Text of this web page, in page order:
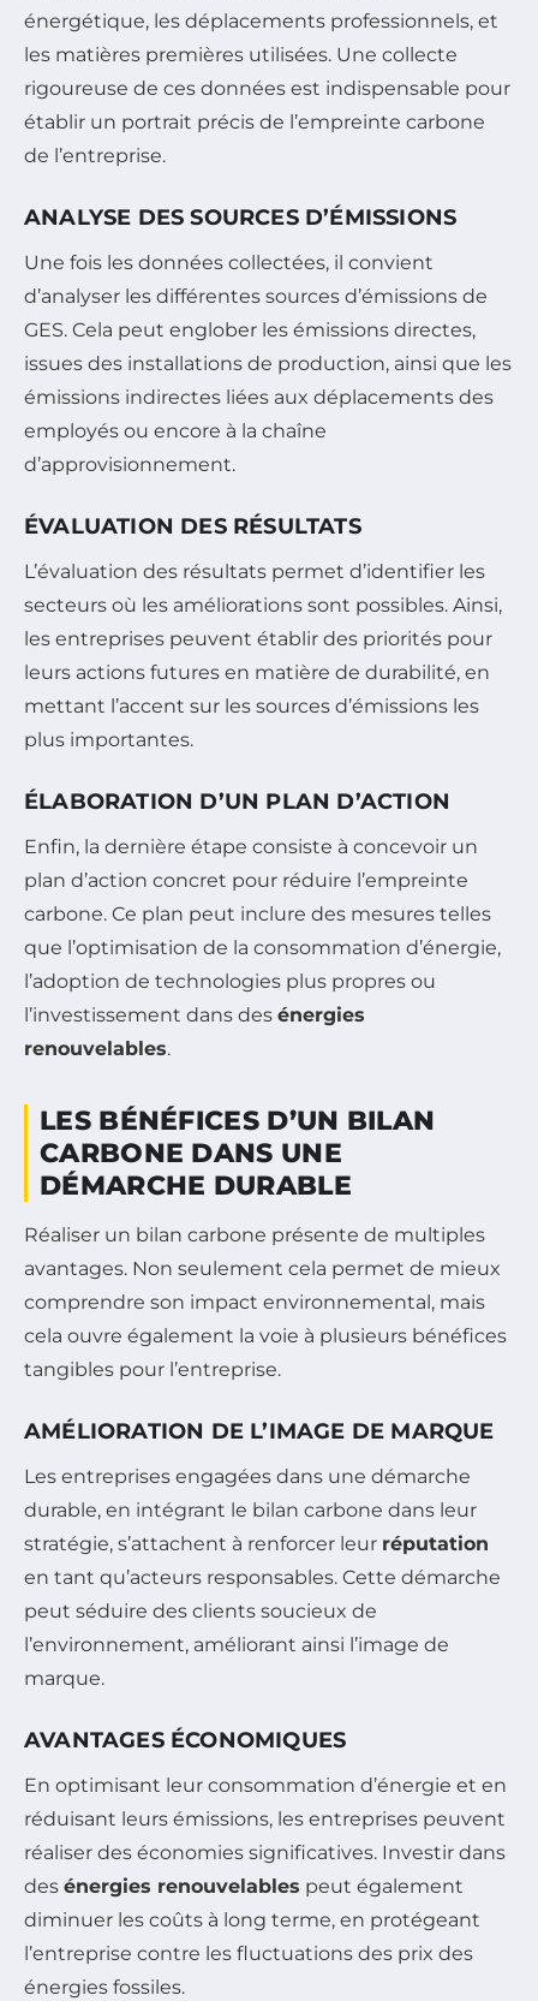
énergétique, les déplacements professionnels, et
les matières premières utilisées. Une collecte
rigoureuse de ces données est indispensable pour
établir un portrait précis de l’empreinte carbone
de l’entreprise.
ANALYSE DES SOURCES D’ÉMISSIONS
Une fois les données collectées, il convient
d’analyser les différentes sources d’émissions de
GES. Cela peut englober les émissions directes,
issues des installations de production, ainsi que les
émissions indirectes liées aux déplacements des
employés ou encore à la chaîne
d’approvisionnement.
ÉVALUATION DES RÉSULTATS
L’évaluation des résultats permet d’identifier les
secteurs où les améliorations sont possibles. Ainsi,
les entreprises peuvent établir des priorités pour
leurs actions futures en matière de durabilité, en
mettant l’accent sur les sources d’émissions les
plus importantes.
ÉLABORATION D’UN PLAN D’ACTION
Enfin, la dernière étape consiste à concevoir un
plan d’action concret pour réduire l’empreinte
carbone. Ce plan peut inclure des mesures telles
que l’optimisation de la consommation d’énergie,
l’adoption de technologies plus propres ou
l’investissement dans des énergies
renouvelables.
LES BÉNÉFICES D’UN BILAN
CARBONE DANS UNE
DÉMARCHE DURABLE
Réaliser un bilan carbone présente de multiples
avantages. Non seulement cela permet de mieux
comprendre son impact environnemental, mais
cela ouvre également la voie à plusieurs bénéfices
tangibles pour l’entreprise.
AMÉLIORATION DE L’IMAGE DE MARQUE
Les entreprises engagées dans une démarche
durable, en intégrant le bilan carbone dans leur
stratégie, s’attachent à renforcer leur réputation
en tant qu’acteurs responsables. Cette démarche
peut séduire des clients soucieux de
l’environnement, améliorant ainsi l’image de
marque.
AVANTAGES ÉCONOMIQUES
En optimisant leur consommation d’énergie et en
réduisant leurs émissions, les entreprises peuvent
réaliser des économies significatives. Investir dans
des énergies renouvelables peut également
diminuer les coûts à long terme, en protégeant
l’entreprise contre les fluctuations des prix des
énergies fossiles.